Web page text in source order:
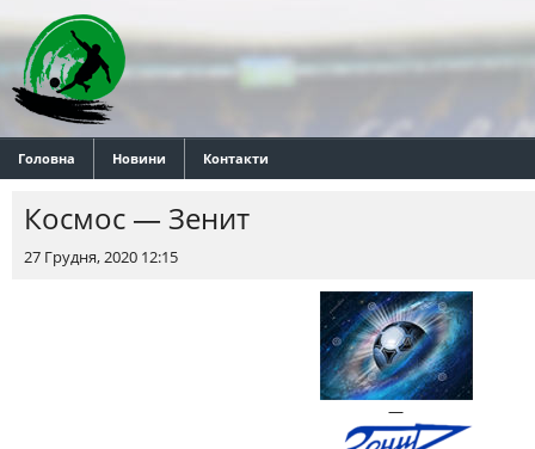
Головна Новини Контакти
Космос — Зенит
27 Грудня, 2020 12:15
—